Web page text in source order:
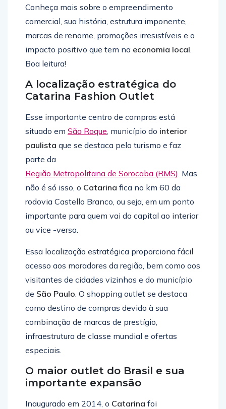
Conheça mais sobre o empreendimento
comercial, sua história, estrutura imponente,
marcas de renome, promoções irresistíveis e o
impacto positivo que tem na economia local
Boa leitura!
A localização estratégica do
Catarina Fashion Outlet
Esse importante centro de compras está
situado em São Roque , município do interior
paulista que se destaca pelo turismo e faz
parte da
Região Metropolitana de Sorocaba (RMS) . Mas
não é só isso, o Catarina fica no km 60 da
rodovia Castello Branco, ou seja, em um ponto
importante para quem vai da capital ao interior
ou vice -versa.
Essa localização estratégica proporciona fácil
acesso aos moradores da região, bem como aos
visitantes de cidades vizinhas e do município
de São Paulo . O shopping outlet se destaca
como destino de compras devido à sua
combinação de marcas de prestígio,
infraestrutura de classe mundial e ofertas
especiais.
O maior outlet do Brasil e sua
importante expansão
Inaugurado em 2014, o Catarina foi